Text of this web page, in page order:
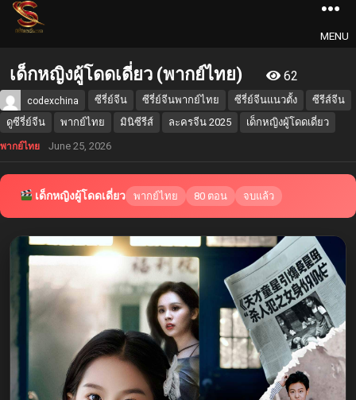
MENU
เด็กหญิงผู้โดดเดี่ยว (พากย์ไทย) 62
codexchina ซีรี่ย์จีน ซีรี่ย์จีนพากย์ไทย ซีรี่ย์จีนแนวตั้ง
ซีรีส์จีน
ดูซีรี่ย์จีน
พากย์ไทย มินิซีรีส์ ละครจีน 2025 เด็กหญิงผู้โดดเดี่ยว
พากย์ไทย June 25, 2026
เด็กหญิงผู้โดดเดี่ยว พากย์ไทย 80 ตอน จบแล้ว